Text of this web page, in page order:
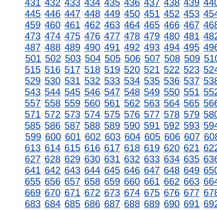
431 432 433 434 435 436 437 438 439
445 446 447 448 449 450 451 452 453
459 460 461 462 463 464 465 466 467
473 474 475 476 477 478 479 480 481
487 488 489 490 491 492 493 494 495
501 502 503 504 505 506 507 508 509
515 516 517 518 519 520 521 522 523
529 530 531 532 533 534 535 536 537
543 544 545 546 547 548 549 550 551
557 558 559 560 561 562 563 564 565
571 572 573 574 575 576 577 578 579
585 586 587 588 589 590 591 592 593
599 600 601 602 603 604 605 606 607
613 614 615 616 617 618 619 620 621
627 628 629 630 631 632 633 634 635
641 642 643 644 645 646 647 648 649
655 656 657 658 659 660 661 662 663
669 670 671 672 673 674 675 676 677
683 684 685 686 687 688 689 690 691